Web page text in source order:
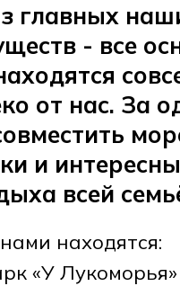
главных
- все
от нас. За
и
всей
находятся:
«У